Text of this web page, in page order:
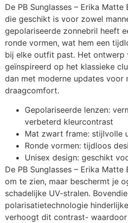
De PB Sunglasses – Erika
die geschikt is voor zowel
gepolariseerde zonnebril heeft
ronde vormen, wat hem een
bij elke outfit past. Het ontwerp
geïnspireerd op het klassieke
dan met moderne updates voor
draagcomfort.
Gepolariseerde lenzen:
verbeterd kleurcontrast
Mat zwart frame: stijlvolle
Ronde vormen: tijdloos
Unisex design: geschikt
De PB Sunglasses – Erika
om te zien, maar beschermt je
schadelijke UV-stralen.
polarisatietechnologie
verhoogt dit contrast-